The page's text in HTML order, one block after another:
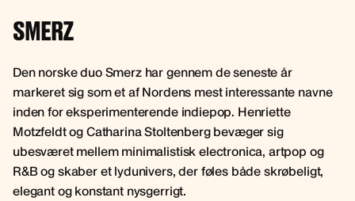
SMERZ
Den norske duo Smerz har gennem de seneste år
markeret sig som et af Nordens mest interessante navne
inden for eksperimenterende indiepop. Henriette
Motzfeldt og Catharina Stoltenberg bevæger sig
ubesværet mellem minimalistisk electronica, artpop og
R&B og skaber et lydunivers, der føles både skrøbeligt,
elegant og konstant nysgerrigt.